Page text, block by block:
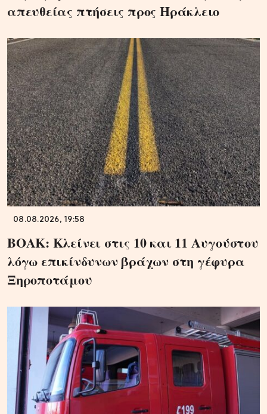
απευθείας πτήσεις προς Ηράκλειο
08.08.2026, 19:58
ΒΟΑΚ: Κλείνει στις 10 και 11 Αυγούστου
λόγω επικίνδυνων βράχων στη γέφυρα
Ξηροποτάμου